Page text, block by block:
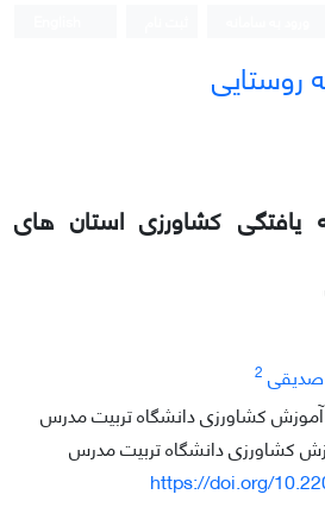
روستایی
کشاورزی استان های
2
کشاورزی دانشگاه تربیت مدرس
کشاورزی دانشگاه تربیت مدرس
https://doi.org/